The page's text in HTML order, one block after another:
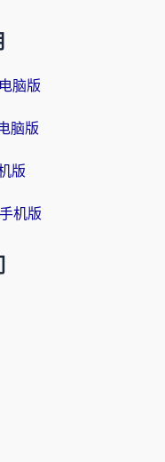
脑版
脑版
版
机版